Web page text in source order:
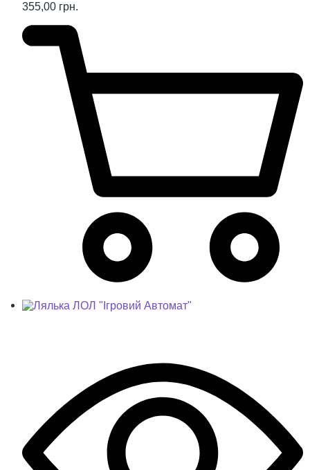
355,00 грн.